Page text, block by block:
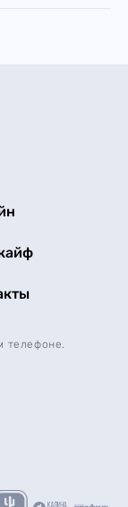
телефоне.